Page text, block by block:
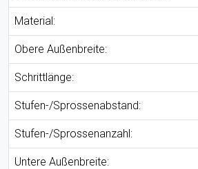
Material:
Obere Außenbreite:
Schrittlänge:
Stufen-/Sprossenabstand:
Stufen-/Sprossenanzahl:
Untere Außenbreite: